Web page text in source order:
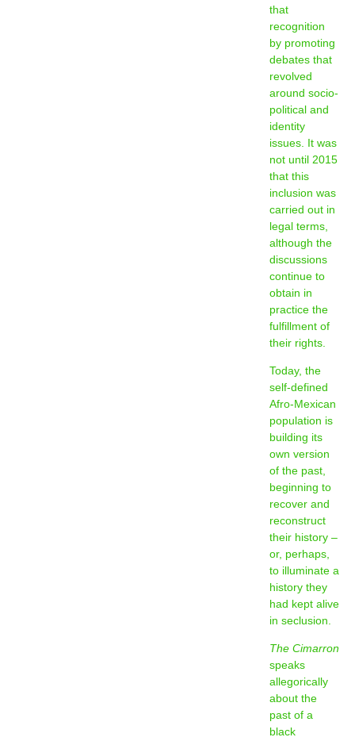
that
recognition
by promoting
debates that
revolved
around socio-
political and
identity
issues. It was
not until 2015
that this
inclusion was
carried out in
legal terms,
although the
discussions
continue to
obtain in
practice the
fulfillment of
their rights.
Today, the
self-defined
Afro-Mexican
population is
building its
own version
of the past,
beginning to
recover and
reconstruct
their history –
or, perhaps,
to illuminate a
history they
had kept alive
in seclusion.
The Cimarron
speaks
allegorically
about the
past of a
black